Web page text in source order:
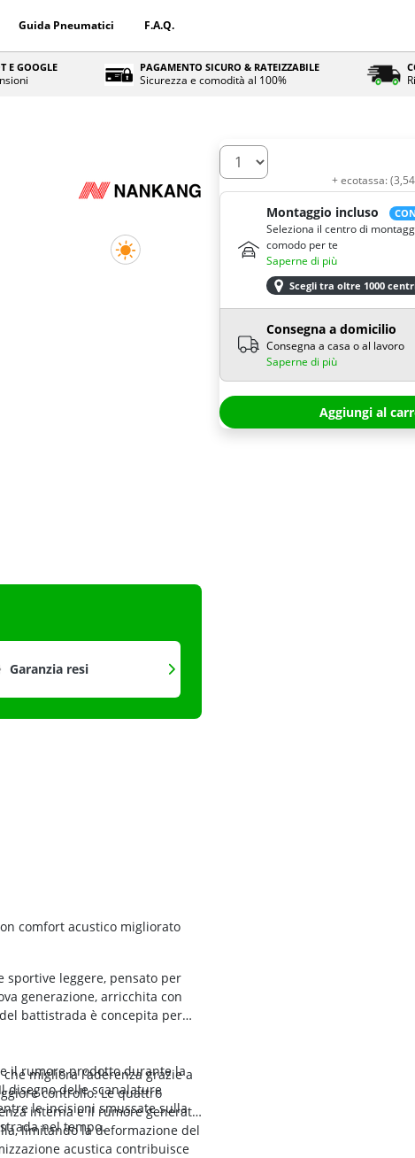
Guida Pneumatici F.A.Q.
E GOOGLE PAGAMENTO SICURO & RATEIZZABILE
Sicurezza e comodità al 100%
Garanzia resi
comfort acustico migliorato
leggere, pensato per
generazione, arricchita con
battistrada è concepita per
il rumore prodotto durante la
disegno delle scanalature
le incisioni smussate sulla
nel tempo.
migliora l’aderenza grazie a
controllo. Le quattro
interna e il rumore generato
limitando la deformazione del
acustica contribuisce
Quantità
+ ecotassa: (3,54
Montaggio incluso
Seleziona il centro di
comodo per te
Saperne di più
Scegli tra oltre 1000
Consegna a domicilio
Consegna a casa o al lavoro
Saperne di più
Aggiungi al